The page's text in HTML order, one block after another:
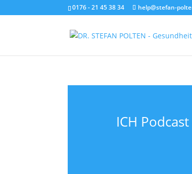
0176 - 21 45 38 34 help@stefan-
ICH